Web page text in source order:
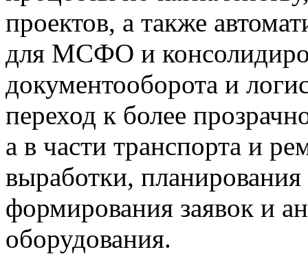
проектов, а также
для МСФО и
документооборота и
переход к более
а в части транспорта и
выработки,
формирования заявок и
оборудования.